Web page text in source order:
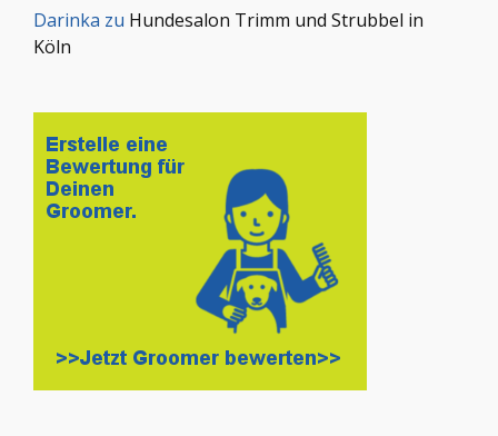
Darinka zu Hundesalon Trimm und Strubbel in
Köln